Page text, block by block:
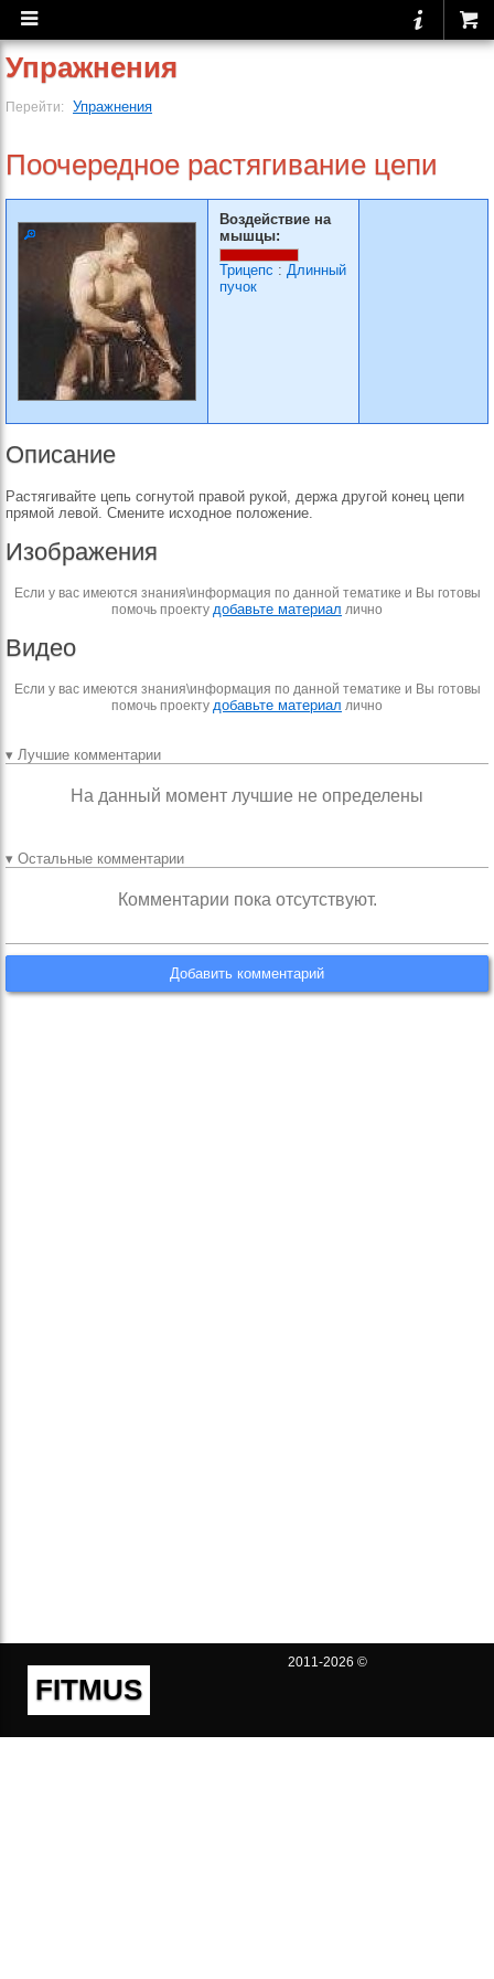
Упражнения
Перейти: Упражнения
Поочередное растягива­ние цепи
Воздействие на
мышцы:
Трицепс : Длинный
пучок
Описание
Растягивайте цепь согнутой правой рукой, держа другой конец цепи
прямой левой. Смените исходное положение.
Изображения
Если у вас имеются знания\информация по данной тематике и Вы готовы
помочь проекту добавьте материал лично
Видео
Если у вас имеются знания\информация по данной тематике и Вы готовы
помочь проекту добавьте материал лично
▾ Лучшие комментарии
На данный момент лучшие не определены
▾ Остальные комментарии
Комментарии пока отсутствуют.
Добавить комментарий
FITMUS
2011-2026 ©